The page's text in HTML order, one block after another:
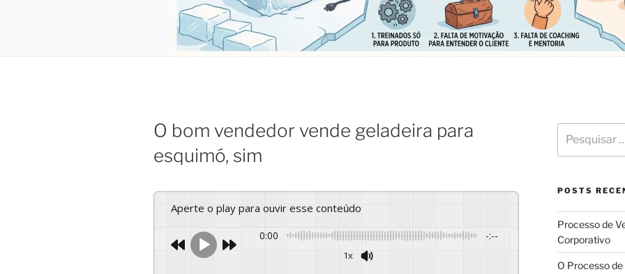
O bom vendedor vende geladeira para
esquimó, sim
Aperte o play para ouvir esse conteúdo
0:00 -:--
1x
POSTS
Processo de
Corporativo
O Processo